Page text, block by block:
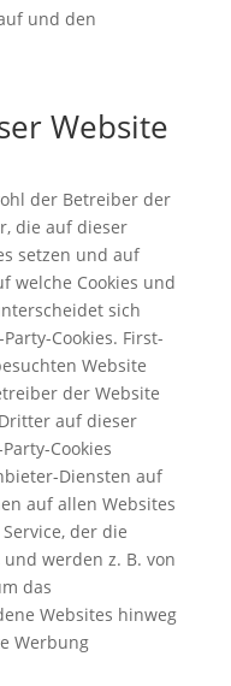
und den
Website
der Betreiber der
die auf dieser
setzen und auf
welche Cookies und
sich
Cookies. First-
Website
der Website
auf dieser
Cookies
Diensten auf
auf allen Websites
der die
werden z. B. von
das
Websites hinweg
Werbung